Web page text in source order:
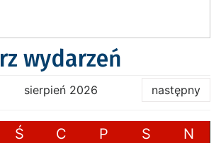
wydarzeń
sierpień 2026 następny
Ś C P S N